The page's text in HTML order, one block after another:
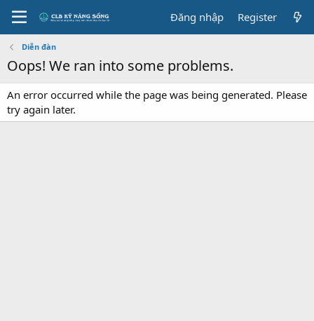
Đăng nhập Register
Diễn đàn
Oops! We ran into some problems.
An error occurred while the page was being generated. Please
try again later.